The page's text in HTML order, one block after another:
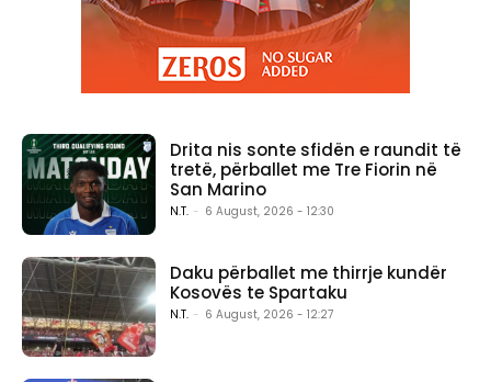
Drita nis sonte sfidën e raundit të
tretë, përballet me Tre Fiorin në
San Marino
N.T. - 6 August, 2026 - 12:30
Daku përballet me thirrje kundër
Kosovës te Spartaku
N.T. - 6 August, 2026 - 12:27